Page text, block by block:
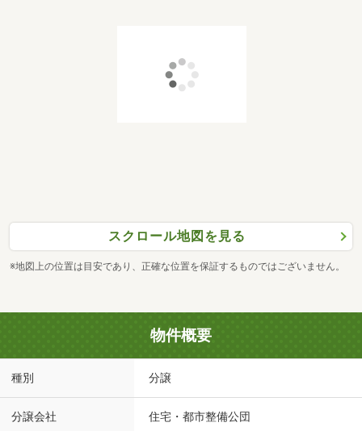
スクロール地図を見る
※地図上の位置は目安であり、正確な位置を保証するものではございません。
物件概要
種別 分譲
分譲会社 住宅・都市整備公団